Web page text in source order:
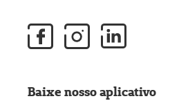
Baixe nosso aplicativo